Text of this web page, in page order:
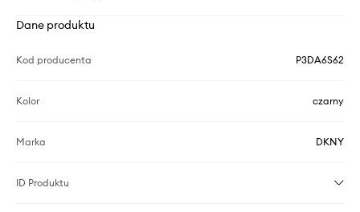
Dane produktu
Kod producenta P3DA6S62
Kolor czarny
Marka DKNY
ID Produktu